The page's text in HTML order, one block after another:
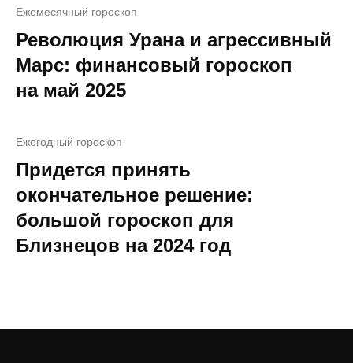
Ежемесячный гороскоп
Революция Урана и агрессивный
Марс: финансовый гороскоп
на май 2025
Ежегодный гороскоп
Придется принять
окончательное решение:
большой гороскоп для
Близнецов на 2024 год